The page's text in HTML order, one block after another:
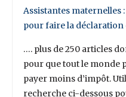
Assistantes maternelles
pour faire la déclaration
…. plus de 250 articles
pour que tout le monde
payer moins d’impôt.
recherche ci-dessous